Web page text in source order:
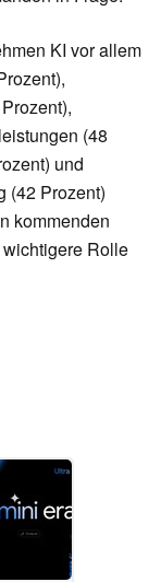
KI vor allem
(48
und
(42 Prozent)
kommenden
Rolle